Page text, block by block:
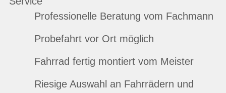
Professionelle Beratung vom Fachmann
Probefahrt vor Ort möglich
Fahrrad fertig montiert vom Meister
Riesige Auswahl an Fahrrädern und